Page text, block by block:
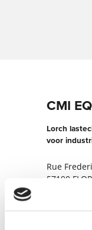
CMI
Lorch
voor
Rue
57190